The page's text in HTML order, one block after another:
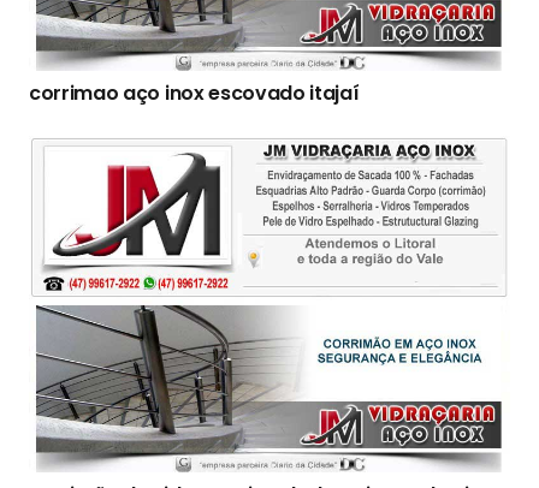
corrimao aço inox escovado itajaí